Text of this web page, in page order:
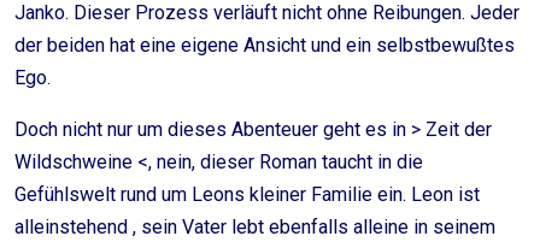
Janko. Dieser Prozess verläuft nicht ohne Reibungen. Jeder
der beiden hat eine eigene Ansicht und ein selbstbewußtes
Ego.
Doch nicht nur um dieses Abenteuer geht es in > Zeit der
Wildschweine <, nein, dieser Roman taucht in die
Gefühlswelt rund um Leons kleiner Familie ein. Leon ist
alleinstehend , sein Vater lebt ebenfalls alleine in seinem